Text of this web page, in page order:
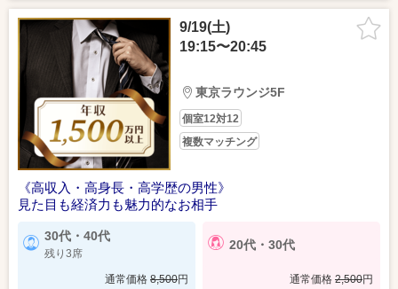
9/19(土)
19:15〜20:45
東京ラウンジ5F
個室12対12
複数マッチング
《高収入・高身長・高学歴の男性》
見た目も経済力も魅力的なお相手
30代・40代
残り3席
通常価格 8,500円
20代・30代
通常価格 2,500円